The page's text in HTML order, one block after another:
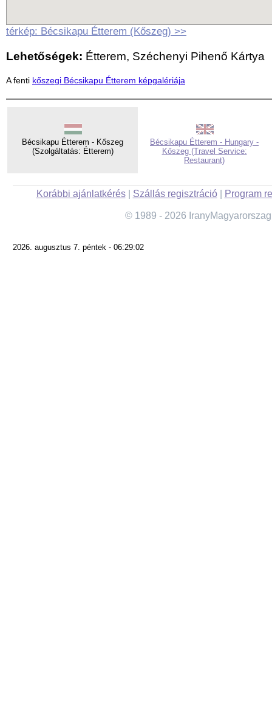
térkép: Bécsikapu Étterem (Kőszeg) >>
Lehetőségek: Étterem, Széchenyi Pihenő Kártya
A fenti kőszegi Bécsikapu Étterem képgalériája
Bécsikapu Étterem - Kőszeg
(Szolgáltatás: Étterem)
Bécsikapu Étterem - Hungary -
Kőszeg (Travel Service:
Restaurant)
Korábbi ajánlatkérés| Szállás regisztráció| Program
© 1989 - 2026
2026. augusztus 7. péntek - 06:29:02